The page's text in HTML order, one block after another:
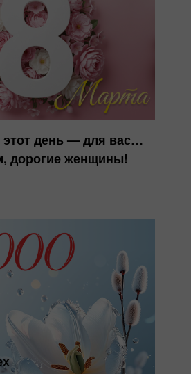
этот день — для вас…
дорогие женщины!